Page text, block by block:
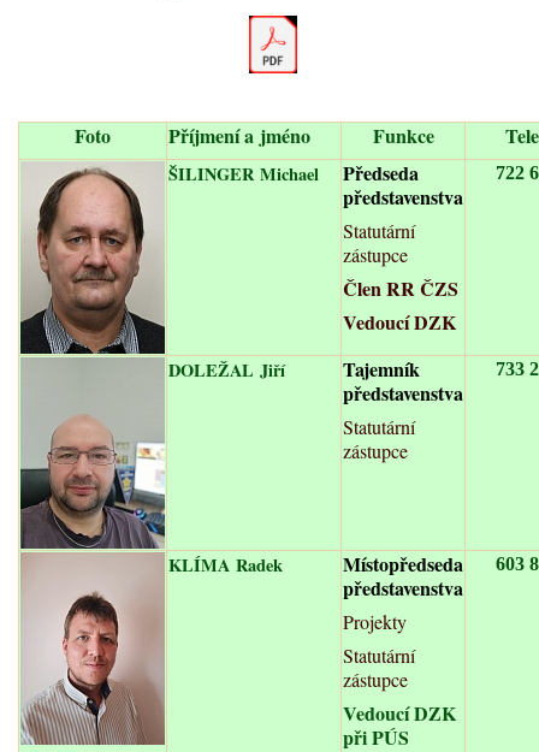
Foto Příjmení a jméno Funkce
ŠILINGER Michael
Předseda
představenstva
Statutární
zástupce
Člen RR ČZS
Vedoucí DZK
722
DOLEŽAL Jiří
Tajemník
představenstva
Statutární
zástupce
733
KLÍMA Radek
Místopředseda
představenstva
Projekty
Statutární
zástupce
Vedoucí DZK
při PÚS
603